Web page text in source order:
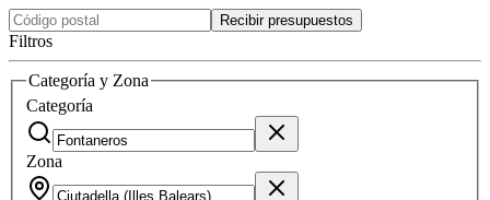
Recibir presupuestos
Filtros
Categoría y Zona
Categoría
Zona